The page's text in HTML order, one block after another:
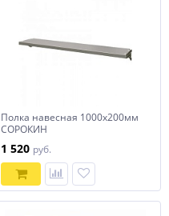
Полка навесная 1000х200мм
СОРОКИН
1 520 руб.